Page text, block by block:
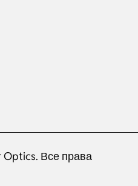
Все права
German
Portuguese